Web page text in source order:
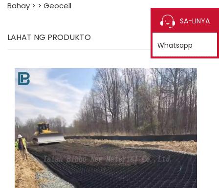
Bahay > > Geocell
LAHAT NG PRODUKTO
SA-LINYA
Whatsapp